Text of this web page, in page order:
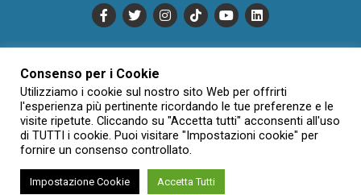
INFORMATIVA SULLA PRIVACY
CONDIZIONI DI UTILIZZO
DATI SOCIETARI
NOVAJO
CREDITS
CONTATTTI
Creative Commons Attribuzione - Non commerciale - Non opere
Consenso per i Cookie
Utilizziamo i cookie sul nostro sito Web per offrirti
l'esperienza più pertinente ricordando le tue preferenze e le
visite ripetute. Cliccando su "Accetta tutti" acconsenti all'uso
di TUTTI i cookie. Puoi visitare "Impostazioni cookie" per
fornire un consenso controllato.
Impostazione Cookie Accetta Tutti